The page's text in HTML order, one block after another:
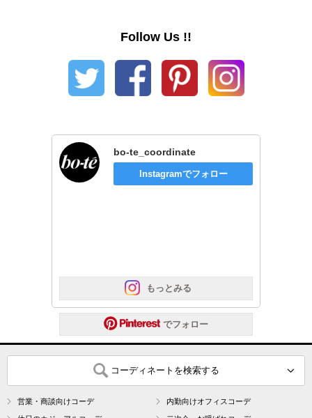
Follow Us !!
でフォロー
bo-te_coordinate
Instagramでフォロー
もっとみる
コーディネートを検索する
営業・商談向けコーデ 内勤向けオフィスコーデ